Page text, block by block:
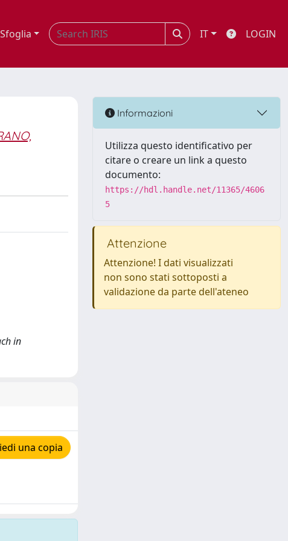
Sfoglia IT LOGIN
in
una copia
Informazioni
Utilizza questo identificativo per
citare o creare un link a questo
documento:
https://hdl.handle.net/11365/4606
5
Attenzione
Attenzione! I dati visualizzati
non sono stati sottoposti a
validazione da parte dell'ateneo